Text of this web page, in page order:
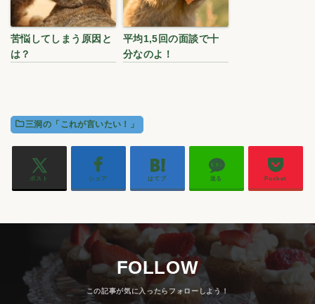
苦悩してしまう原因と
は？
平均1,5回の面談で十
分なのよ！
三洞の「これが言いたい！」
ポスト シェア はてブ 送る Pocket
FOLLOW